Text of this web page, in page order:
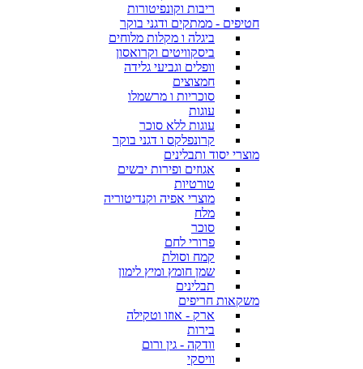
ריבות וקונפיטורות
חטיפים - ממתקים ודגני בוקר
ביגלה ו מקלות מלוחים
ביסקוויטים וקרואסון
וופלים וגביעי גלידה
חמצוצים
סוכריות ו מרשמלו
עוגות
עוגות ללא סוכר
קרונפלקס ו דגני בוקר
מוצרי יסוד ותבלינים
אגוזים ופירות יבשים
טורטיות
מוצרי אפיה וקנדיטוריה
מלח
סוכר
פרורי לחם
קמח וסולת
שמן חומץ ומיץ לימון
תבלינים
משקאות חריפים
ארק - אוזו וטקילה
בירות
וודקה - גין ורום
וויסקי